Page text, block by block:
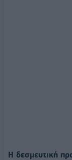
Η δεσμευτική